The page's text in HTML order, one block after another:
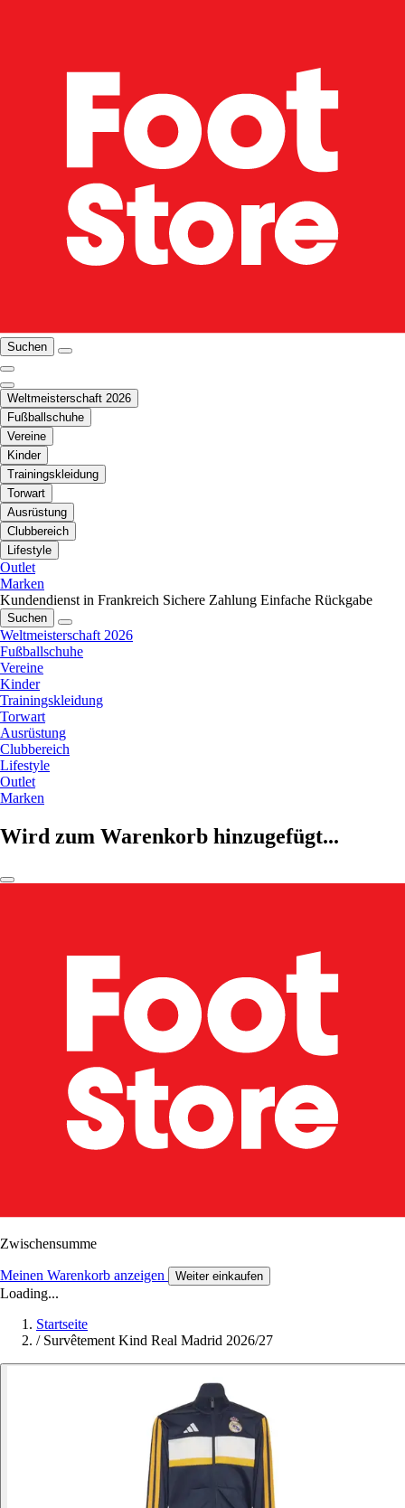
Suchen
Weltmeisterschaft 2026
Fußballschuhe
Vereine
Kinder
Trainingskleidung
Torwart
Ausrüstung
Clubbereich
Lifestyle
Outlet
Marken
Kundendienst in Frankreich Sichere Zahlung Einfache Rückgabe
Suchen
Weltmeisterschaft 2026
Fußballschuhe
Vereine
Kinder
Trainingskleidung
Torwart
Ausrüstung
Clubbereich
Lifestyle
Outlet
Marken
Wird zum Warenkorb hinzugefügt...
Zwischensumme
Meinen Warenkorb anzeigen Weiter einkaufen
Loading...
Startseite
/ Survêtement Kind Real Madrid 2026/27